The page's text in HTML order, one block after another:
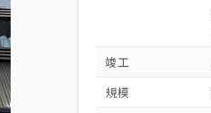
竣工
規模